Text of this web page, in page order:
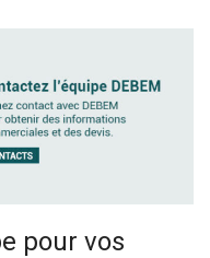
pour vos